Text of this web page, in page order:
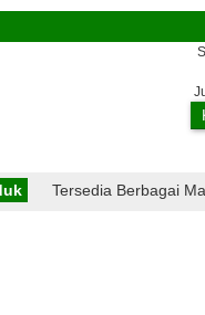
Tersedia Berbagai